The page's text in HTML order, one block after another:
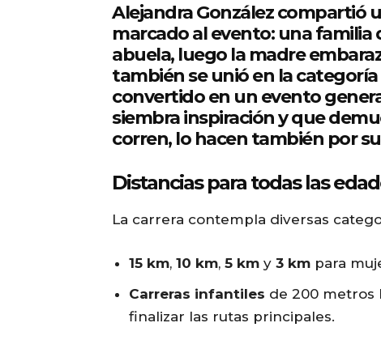
Alejandra González compartió
marcado al evento: una
abuela, luego la madre
también se unió en la categoría
convertido en un evento
siembra inspiración y que
corren, lo hacen también por
Distancias para todas las
La carrera contempla diversas
15 km, 10 km, 5 km y 3 km para
Carreras infantiles de 200 metros
finalizar las rutas principales.